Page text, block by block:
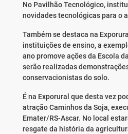
No Pavilhão Tecnológico,
novidades tecnológicas para o
Também se destaca na
instituições de ensino, a
ano promove ações da Escola
serão realizadas
conservacionistas do solo.
É na Exporural que desta vez
atração Caminhos da Soja,
Emater/RS-Ascar. No local
resgate da história da